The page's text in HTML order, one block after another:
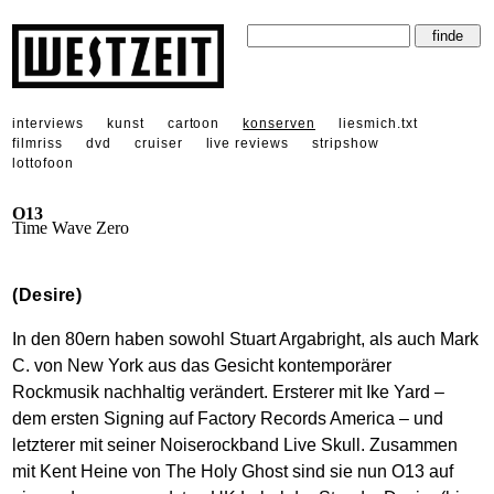
interviews kunst cartoon konserven
liesmich.txt
filmriss
dvd cruiser live reviews
stripshow
lottofoon
O13
Time Wave Zero
(Desire)
In den 80ern haben sowohl Stuart Argabright, als auch Mark
C. von New York aus das Gesicht kontemporärer
Rockmusik nachhaltig verändert. Ersterer mit Ike Yard –
dem ersten Signing auf Factory Records America – und
letzterer mit seiner Noiserockband Live Skull. Zusammen
mit Kent Heine von The Holy Ghost sind sie nun O13 auf